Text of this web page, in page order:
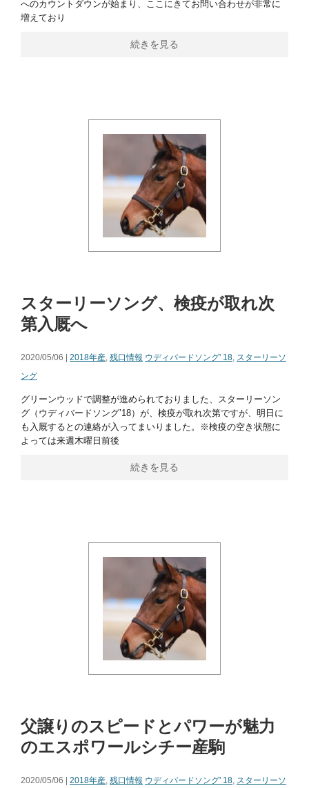
へのカウントダウンが始まり、ここにきてお問い合わせが非常に
増えており
続きを見る
スターリーソング、検疫が取れ次
第入厩へ
2020/05/06 | 2018年産, 残口情報 ウディバードソング' 18, スターリーソ
ング
グリーンウッドで調整が進められておりました、スターリーソン
グ（ウディバードソング’18）が、検疫が取れ次第ですが、明日に
も入厩するとの連絡が入ってまいりました。※検疫の空き状態に
よっては来週木曜日前後
続きを見る
父譲りのスピードとパワーが魅力
のエスポワールシチー産駒
2020/05/06 | 2018年産, 残口情報 ウディバードソング' 18, スターリーソ